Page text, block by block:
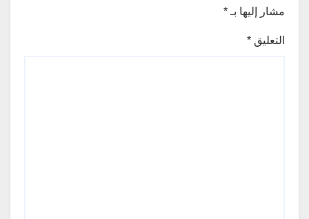
مشار إليها بـ *
التعليق *